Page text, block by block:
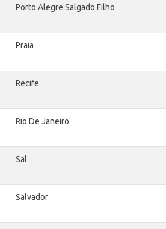
Porto Alegre Salgado Filho
Praia
Recife
Rio De Janeiro
Sal
Salvador